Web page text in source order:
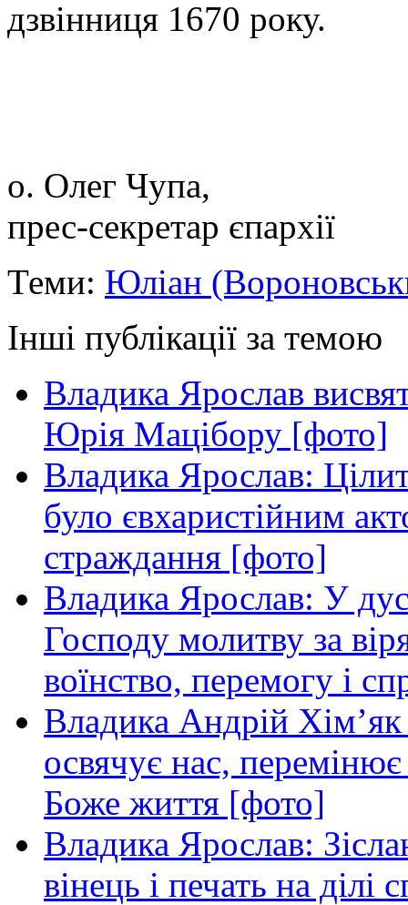
дзвінниця 1670 року.
о. Олег Чупа,
прес-секретар єпархії
Теми: Юліан
Інші публікації за темою
Владика Ярослав
Юрія Мацібору [фото]
Владика Ярослав:
було євхаристійним
страждання [фото]
Владика Ярослав: У
Господу молитву за
воїнство, перемогу і
Владика Андрій
освячує нас,
Боже життя [фото]
Владика Ярослав:
вінець і печать на